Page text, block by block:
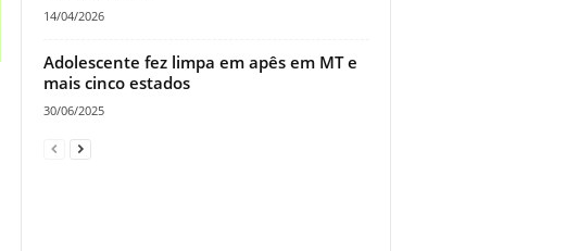
14/04/2026
Adolescente fez limpa em apês em MT e
mais cinco estados
30/06/2025